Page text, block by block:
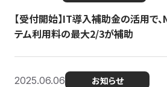
【受付開始】IT導入補助金の活用で
テム利用料の最大2/3が補助
2025.06.06 お知らせ